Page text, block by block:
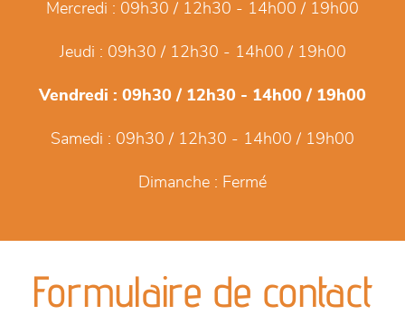
Mercredi : 09h30 / 12h30 - 14h00 / 19h00
Jeudi : 09h30 / 12h30 - 14h00 / 19h00
Vendredi : 09h30 / 12h30 - 14h00 / 19h00
Samedi : 09h30 / 12h30 - 14h00 / 19h00
Dimanche : Fermé
Formulaire de contact